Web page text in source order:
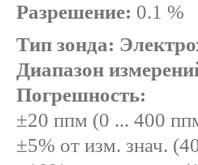
Разрешение: 0.1 %
Тип зонда:
Диапазон
Погрешность:
±20 ппм (0 ... 400
±5% от изм. знач.